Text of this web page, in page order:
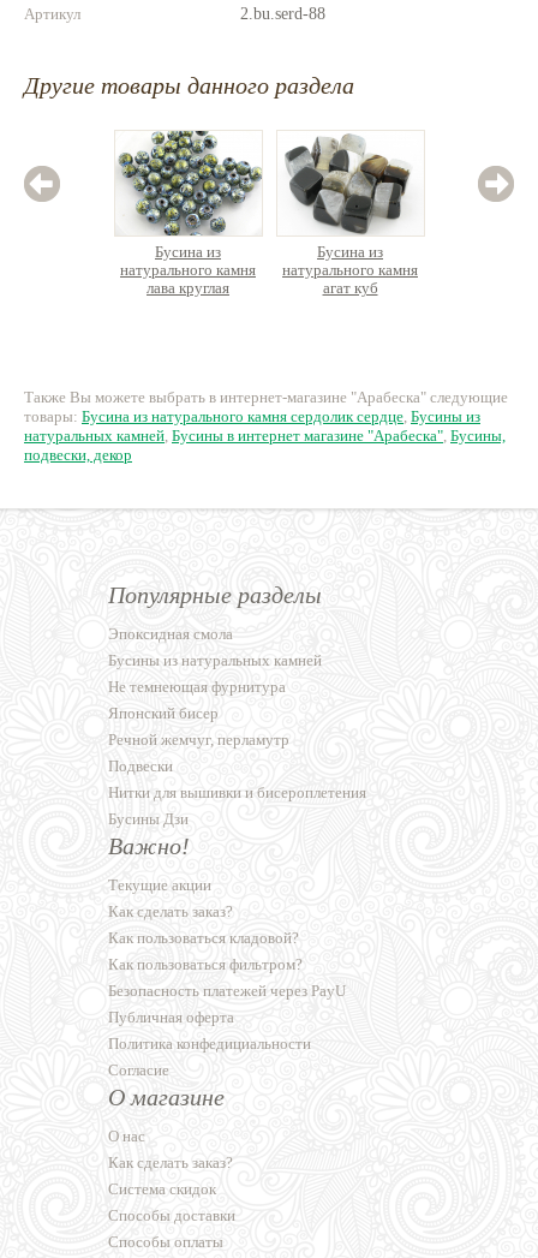
Артикул
2.bu.serd-88
Другие товары данного раздела
Бусина из
натурального камня
лава круглая
Бусина из
натурального камня
агат куб
Также Вы можете выбрать в интернет-магазине "Арабеска" следующие
товары: Бусина из натурального камня сердолик сердце, Бусины из
натуральных камней, Бусины в интернет магазине "Арабеска", Бусины,
подвески, декор
Популярные разделы
Эпоксидная смола
Бусины из натуральных камней
Не темнеющая фурнитура
Японский бисер
Речной жемчуг, перламутр
Подвески
Нитки для вышивки и бисероплетения
Бусины Дзи
Важно!
Текущие акции
Как сделать заказ?
Как пользоваться кладовой?
Как пользоваться фильтром?
Безопасность платежей через PayU
Публичная оферта
Политика конфедициальности
Согласие
О магазине
О нас
Как сделать заказ?
Система скидок
Способы доставки
Способы оплаты